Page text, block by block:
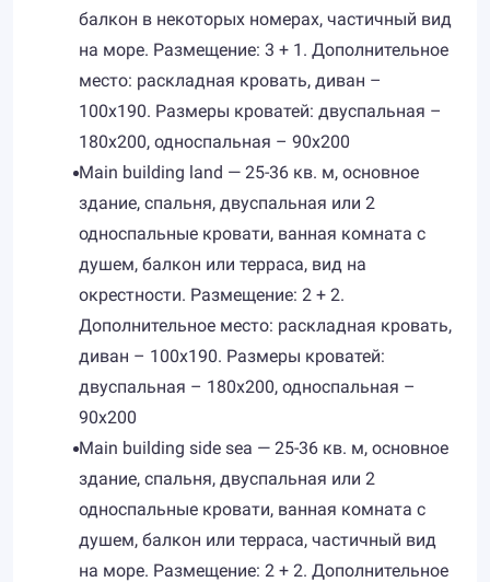
балкон в некоторых номерах, частичный вид
на море. Размещение: 3 + 1. Дополнительное
место: раскладная кровать, диван –
100х190. Размеры кроватей: двуспальная –
180х200, односпальная – 90х200
Main building land — 25-36 кв. м, основное
здание, спальня, двуспальная или 2
односпальные кровати, ванная комната с
душем, балкон или терраса, вид на
окрестности. Размещение: 2 + 2.
Дополнительное место: раскладная кровать,
диван – 100х190. Размеры кроватей:
двуспальная – 180х200, односпальная –
90х200
Main building side sea — 25-36 кв. м, основное
здание, спальня, двуспальная или 2
односпальные кровати, ванная комната с
душем, балкон или терраса, частичный вид
на море. Размещение: 2 + 2. Дополнительное